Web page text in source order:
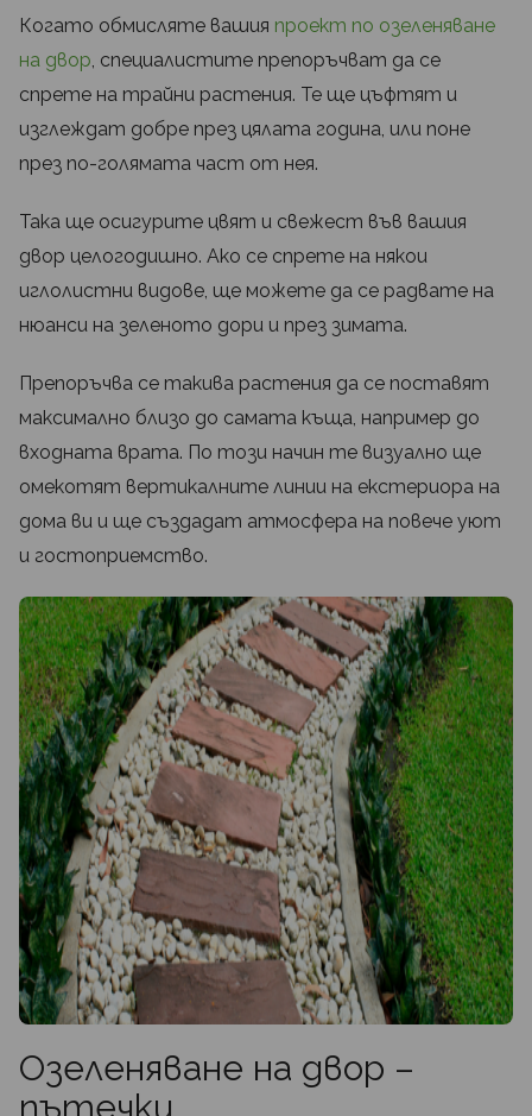
Когато обмисляте вашия проект по озеленяване
на двор, специалистите препоръчват да се
спрете на трайни растения. Те ще цъфтят и
изглеждат добре през цялата година, или поне
през по-голямата част от нея.
Така ще осигурите цвят и свежест във вашия
двор целогодишно. Ако се спрете на някои
иглолистни видове, ще можете да се радвате на
нюанси на зеленото дори и през зимата.
Препоръчва се такива растения да се поставят
максимално близо до самата къща, например до
входната врата. По този начин те визуално ще
омекотят вертикалните линии на екстериора на
дома ви и ще създадат атмосфера на повече уют
и гостоприемство.
Озеленяване на двор –
пътечки